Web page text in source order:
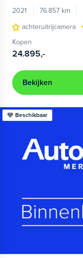
2021
76.857 km
achteruitrijcamera
Kopen
24.895,-
Bekijken
Beschikbaar